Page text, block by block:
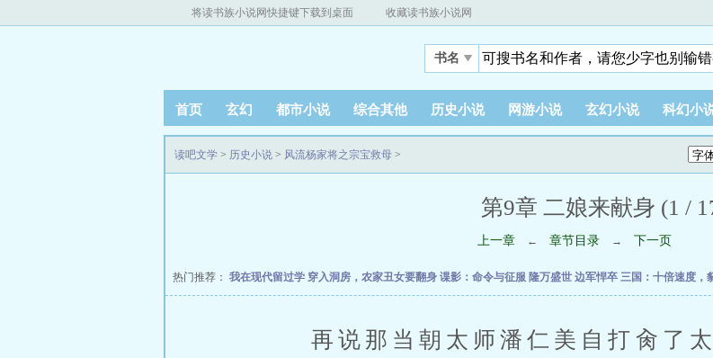
将读书族小说网快捷键下载到桌面 收藏读书族小说网
书名
首页 玄幻 都市小说 综合其他 历史小说 网游小说 玄幻小说 科幻小
读吧文学 > 历史小说 > 风流杨家将之宗宝救母 >
第9章 二娘来献身 (1 /
上一章 ← 章节目录 → 下一页
热门推荐： 我在现代留过学 穿入洞房，农家丑女要翻身 谍影：命令与征服 隆万盛世 边军悍卒 三国：十倍速度，
再说那当朝太师潘仁美自打肏了太